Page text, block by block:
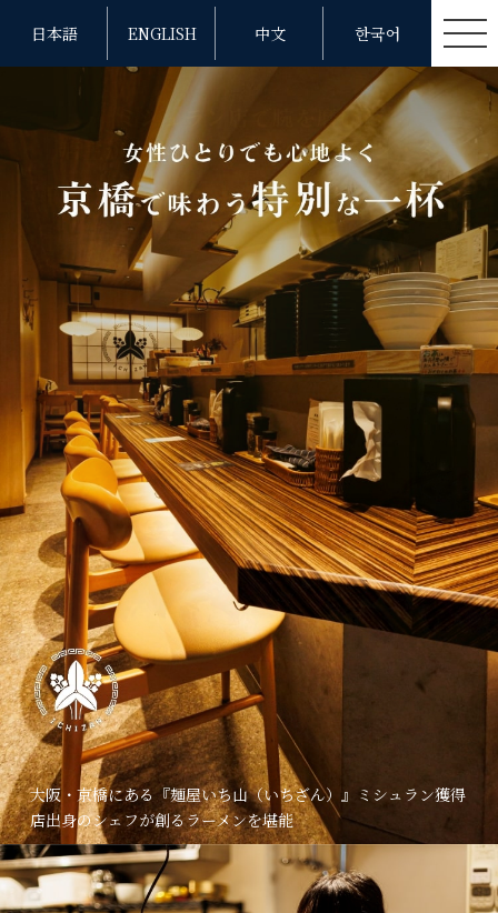
日本語 ENGLISH 中文 한국어
大阪・京橋にある『麺屋いち山（いちざん）』ミシュラン獲得
店出身のシェフが創るラーメンを堪能